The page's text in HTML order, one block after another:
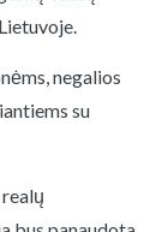
negalios
su